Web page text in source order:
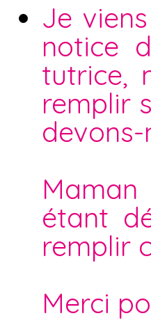
Je
notice
tutrice,
remplir
étant
remplir
Merci